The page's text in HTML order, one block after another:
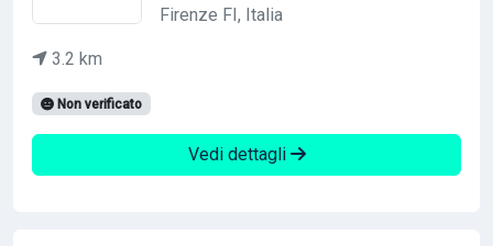
Firenze FI, Italia
3.2 km
Non verificato
Vedi dettagli